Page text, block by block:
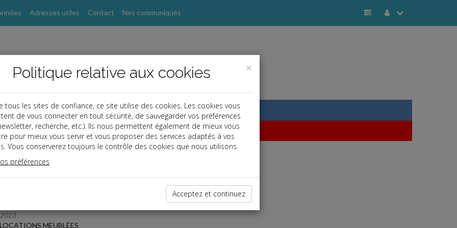
Adresses utiles Contact Nos communiqués
dernières dépêches
MEUBLÉES
×
Politique relative aux cookies
tous les sites de confiance, ce site utilise des cookies. Les cookies vous
de vous connecter en tout sécurité, de sauvegarder vos préférences
recherche, etc.). Ils nous permettent également de mieux vous
pour mieux vous servir et vous proposer des services adaptés à vos
Vous conserverez toujours le contrôle des cookies que nous utilisons.
préférences
Acceptez et continuez